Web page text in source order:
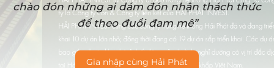
chào đón những ai dám đón nhận thách thức
để theo đuổi đam mê”
Gia nhập cùng Hải Phát